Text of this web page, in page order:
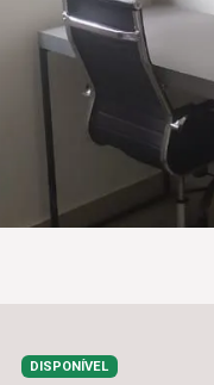
DISPONÍVEL